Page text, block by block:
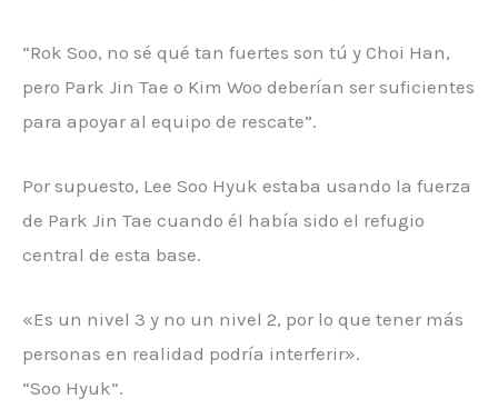
“Rok Soo, no sé qué tan fuertes son tú y Choi Han,
pero Park Jin Tae o Kim Woo deberían ser suficientes
para apoyar al equipo de rescate”.
Por supuesto, Lee Soo Hyuk estaba usando la fuerza
de Park Jin Tae cuando él había sido el refugio
central de esta base.
«Es un nivel 3 y no un nivel 2, por lo que tener más
personas en realidad podría interferir».
“Soo Hyuk”.